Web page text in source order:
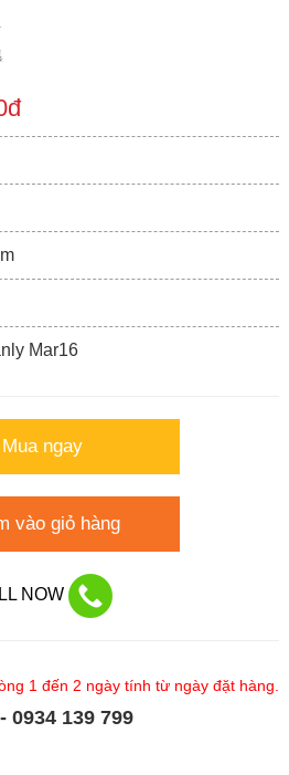
Mar16
Mua ngay
vào giỏ hàng
NOW
1 đến 2 ngày tính từ ngày đặt hàng.
0934 139 799